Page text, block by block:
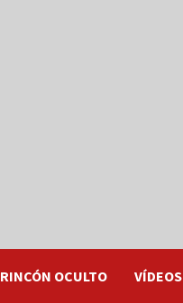
RINCÓN OCULTO VÍDEOS